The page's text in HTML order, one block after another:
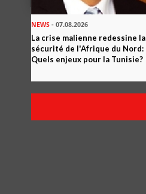
NEWS - 07.08.2026
La crise malienne redessine la
sécurité de l'Afrique du Nord:
Quels enjeux pour la Tunisie?